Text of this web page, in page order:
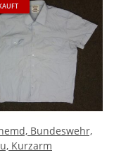
Bundeswehr,
Kurzarm